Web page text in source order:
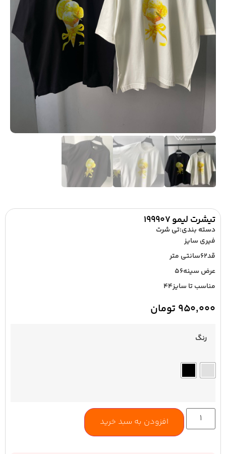
تیشرت لیمو ۱۹۹۹۰۷
دسته بندی:تی شرت
فیری سایز
قد۶۲سانتی متر
عرض سینه۵۶
مناسب تا سایز۴۴
۹۵۰,۰۰۰ تومان
رنگ
افزودن به سبد خرید